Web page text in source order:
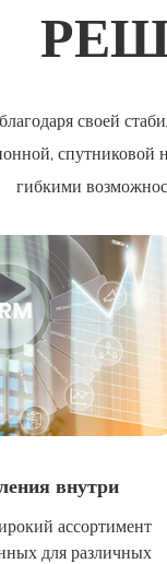
своей
гибкими
внутри
ассортимент
для различных